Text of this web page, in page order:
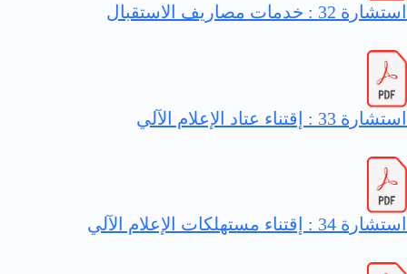
استشارة 32 : خدمات مصاريف الاستقبال
استشارة 33 : إقتناء عتاد الإعلام الآلي
استشارة 34 : إقتناء مستهلكات الإعلام الآلي